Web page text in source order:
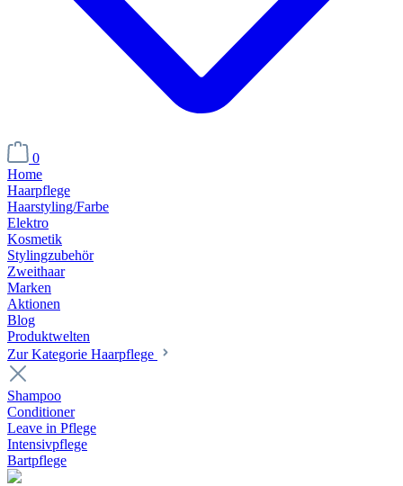
0
Home
Haarpflege
Haarstyling/Farbe
Elektro
Kosmetik
Stylingzubehör
Zweithaar
Marken
Aktionen
Blog
Produktwelten
Zur Kategorie Haarpflege
Shampoo
Conditioner
Leave in Pflege
Intensivpflege
Bartpflege